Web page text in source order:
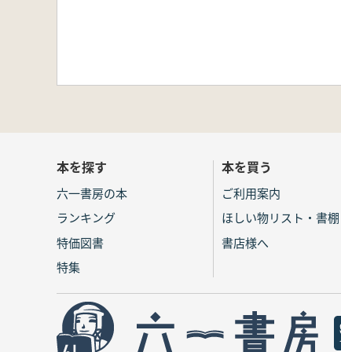
本を探す
六一書房の本
ランキング
特価図書
特集
本を買う
ご利用案内
ほしい物リスト・書棚
書店様へ